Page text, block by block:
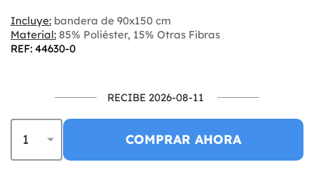
Incluye: bandera de 90x150 cm
Material: 85% Poliéster, 15% Otras Fibras
REF: 44630-0
RECIBE 2026-08-11
COMPRAR AHORA